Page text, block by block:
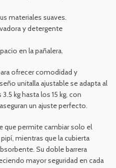
materiales suaves.
y detergente
en la pañalera.
ofrecer comodidad y
unitalla ajustable se adapta al
kg hasta los 15 kg, con
un ajuste perfecto.
que permite cambiar solo el
mientras que la cubierta
Su doble barrera
mayor seguridad en cada